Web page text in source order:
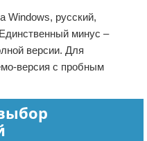
Windows, русский,
минус –
версии. Для
версия с пробным